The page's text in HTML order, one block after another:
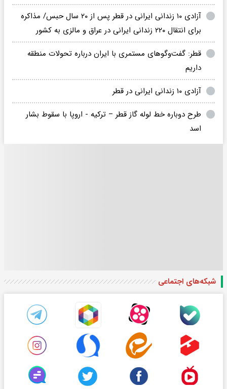
آزادی ۱۰ زندانی ایرانی در قطر پس از ۲۰ سال حبس/ مذاکره
برای انتقال ۲۲۰ زندانی ایرانی در عراق و مالزی به کشور
قطر: گفت‌وگو‌های مستمری با ایران درباره تحولات منطقه
داریم
آزادی ۱۰ زندانی ایرانی در قطر
طرح دوباره خط لوله گاز قطر – ترکیه - اروپا با سقوط بشار
اسد
شبکه‌های اجتماعی